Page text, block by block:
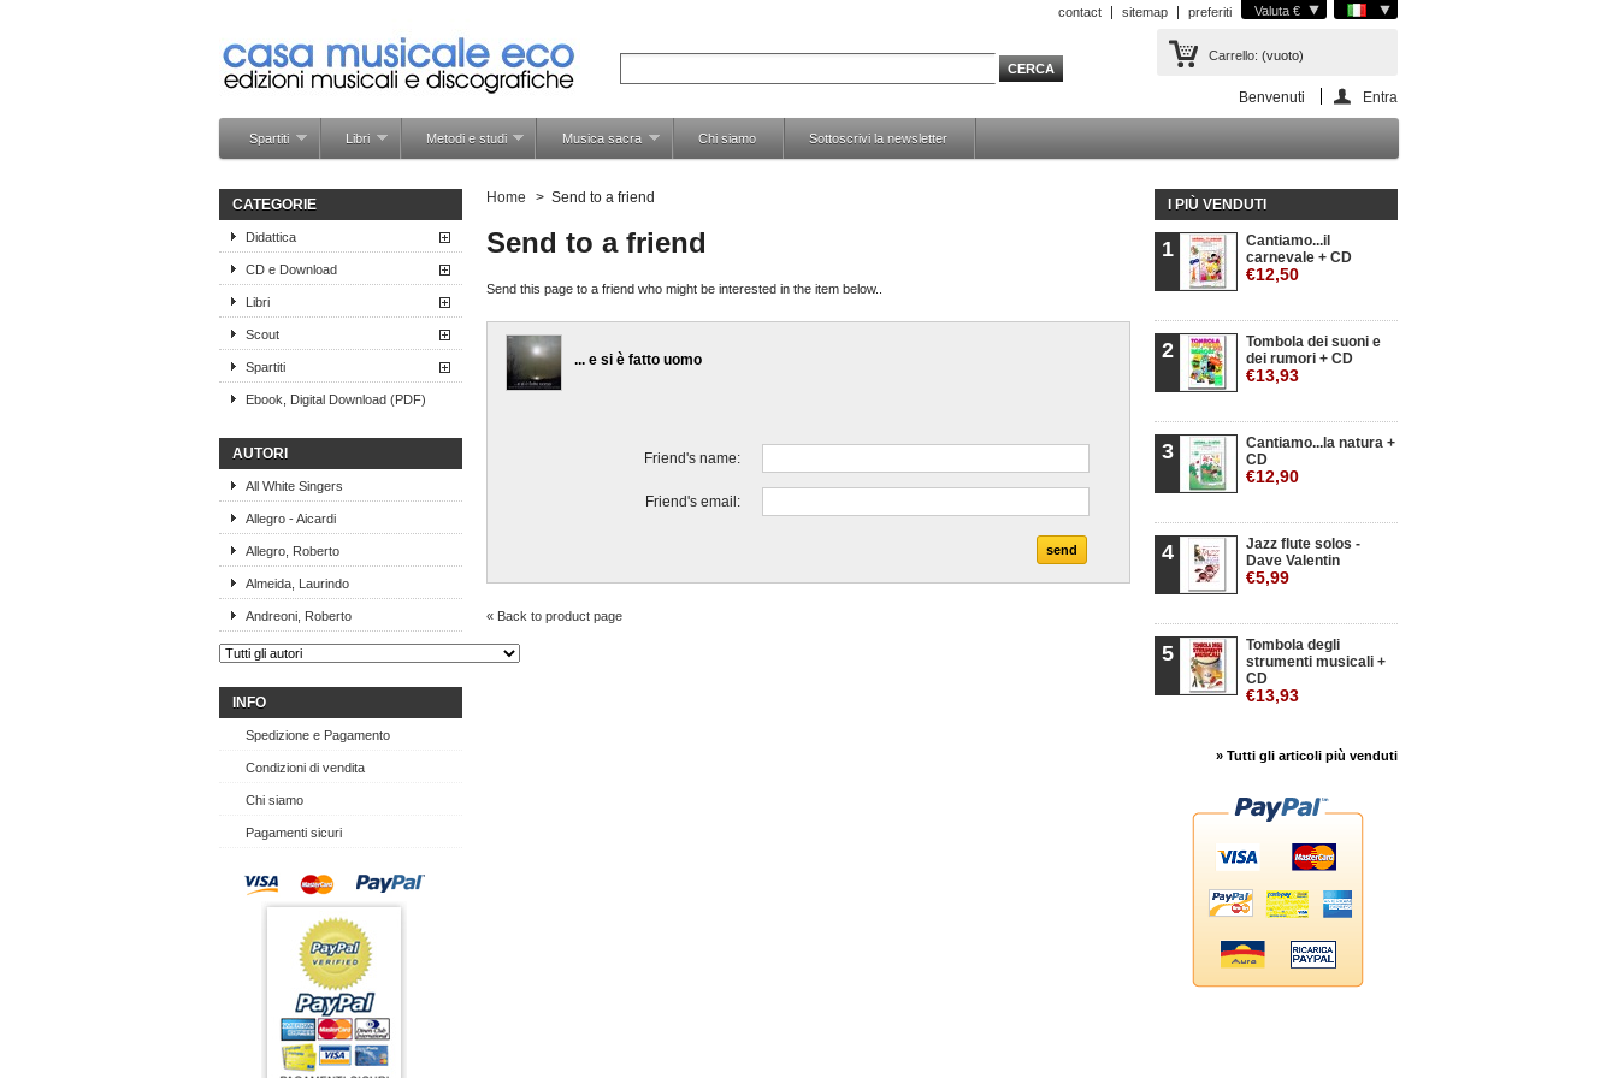
Valuta €
contact sitemap preferiti
Carrello: (vuoto)
Benvenuti Entra
Spartiti Libri Metodi e studi Musica sacra Chi siamo Sottoscrivi la newsletter
CATEGORIE
Didattica
CD e Download
Libri
Scout
Spartiti
Ebook, Digital Download (PDF)
AUTORI
All White Singers
Allegro - Aicardi
Allegro, Roberto
Almeida, Laurindo
Andreoni, Roberto
INFO
Spedizione e Pagamento
Condizioni di vendita
Chi siamo
Pagamenti sicuri
Home > Send to a friend
Send to a friend
Send this page to a friend who might be interested in the item below..
... e si è fatto uomo
Friend's name:
Friend's email:
« Back to product page
I PIÙ VENDUTI
1
Cantiamo...il
carnevale + CD
€12,50
2
Tombola dei suoni e
dei rumori + CD
€13,93
3
Cantiamo...la natura +
CD
€12,90
4
Jazz flute solos -
Dave Valentin
€5,99
5
Tombola degli
strumenti musicali +
CD
€13,93
» Tutti gli articoli più venduti